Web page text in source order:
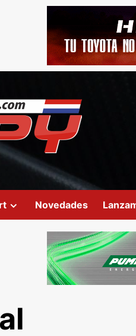
Novedades